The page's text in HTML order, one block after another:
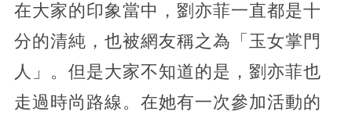
在大家的印象當中，劉亦菲一直都是十
分的清純，也被網友稱之為「玉女掌門
人」。但是大家不知道的是，劉亦菲也
走過時尚路線。在她有一次參加活動的